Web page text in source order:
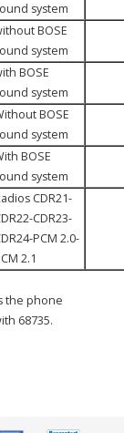
system
BOSE
system
BOSE
system
BOSE
system
BOSE
system
CDR21-
CDR23-
PCM 2.0-
2.1
the phone
68735.